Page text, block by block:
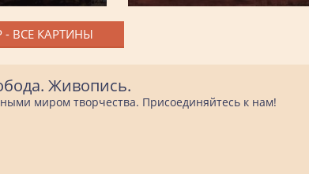
ВСЕ КАРТИНЫ
Живопись.
миром творчества. Присоединяйтесь к нам!